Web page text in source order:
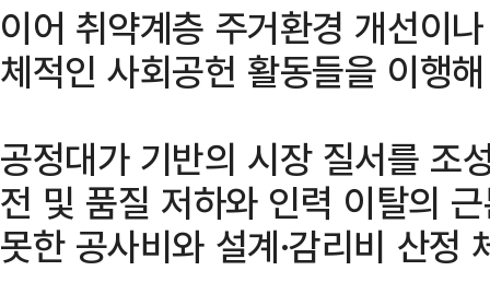
이어 취약계층 주거환경 개선이
체적인 사회공헌 활동들을 이행
공정대가 기반의 시장 질서를 조
전 및 품질 저하와 인력 이탈의
못한 공사비와 설계·감리비 산정